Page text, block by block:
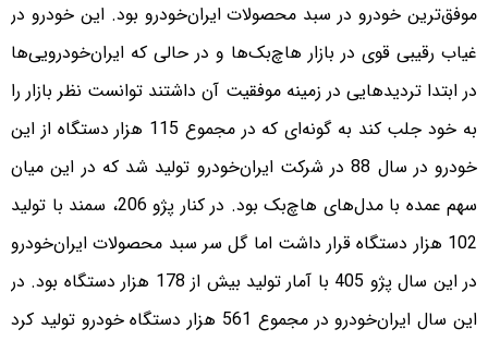
موفق‌ترین خودرو در سبد محصولات ایران‌خودرو بود. این خودرو در
غیاب رقیبی قوی در بازار هاچ‌بک‌ها و در حالی که ایران‌خودرویی‌ها
در ابتدا تردیدهایی در زمینه موفقیت آن داشتند توانست نظر بازار را
به خود جلب کند به گونه‌ای که در مجموع 115 هزار دستگاه از این
خودرو در سال 88 در شرکت ایران‌خودرو تولید شد که در این میان
سهم عمده با مدل‌های هاچ‌بک بود. در کنار پژو 206، سمند با تولید
102 هزار دستگاه قرار داشت اما گل سر سبد محصولات ایران‌خودرو
در این سال پژو 405 با آمار تولید بیش از 178 هزار دستگاه بود. در
این سال ایران‌خودرو در مجموع 561 هزار دستگاه خودرو تولید کرد